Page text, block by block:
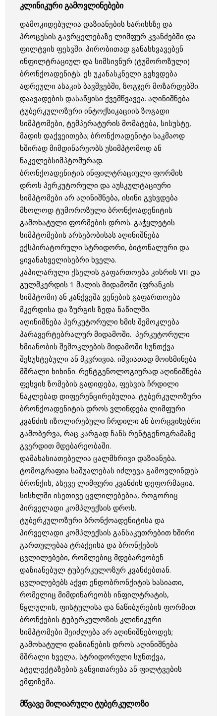
კლინიკური გამოვლინებები
დამოკიდებულია დაზიანების ხარისხზე და
პროცესის გავრცელებაზე ლიმფურ კვანძებში და
ფილტვის ფესვში. პირობითად განასხვავებენ
ინფილტრაციულ და სიმსივნურ (ტუმოროზული)
ბრონქოადენიტს. ეს უკანასკნელი გვხვდება
ადრეული ასაკის ბავშვებში, ზოგჯერ მოზარდებში.
დაავადების დასაწყისი ქვემწვავეა. აღინიშნება
ტუბერკულოზური ინტოქსიკაციის ზოგადი
სიმპტომები, ტემპერატურის მომატება, სისუსტე,
მადის დაქვეითება; ბრონქოადენიტი საკმაოდ
ხშირად მიმდინარეობს უსიმპტომოდ ან
ნაკელებსიმპტომურად.
ბრონქოადენიტის ინფილტრაციული ფორმის
დროს პერკუტორული და აუსკულტაციური
სიმპტომები არ აღინიშნება, ისინი გვხვდება
მხოლოდ ტუმოროზული ბრონქოადენიტის
გამოხატული ფორმების დროს. გაჭყლეტის
სიმპტომების არსებობისას აღინიშნება
ექსპირატორული სტრიდორი, ბიტონალური და
ყივანახველისებრი ხველა.
კაპილარული ქსელის გაფართოება კისრის VII და
გულმკერდის 1 მალის მიდამოში (ფრანკის
სიმპტომი) ან კანქვეშა ვენების გაფართოება
მკერდისა და ზურგის ზედა ნაწილში.
აღინიშნება პერკუტორული ხმის შემოკლება
პარავერტებრალურ მიდამოში. პერკუტორული
ხმიანობის შემოკლების მიდამოში სუნთქვა
შესუსტებული ან მკვრივია. იშვიათად მოისმინება
მშრალი ხიხინი. რენტგენოლოგიურად აღინიშნება
ფესვის ზომების გადიდება, ფესვის ჩრდილი
ნაკლებად დიფერენცირებულია. ტუბერკულოზური
ბრონქოადენიტის დროს ვლინდება ლიმფური
კვანძის იზოლირებული ჩრდილი ან ბორცვისებრი
გამობერვა, რაც კარგად ჩანს რენტგენოგრამაზე
გვერდით მდებარეობაში.
დამახასიათებელია ცალმხრივი დაზიანება.
ტომოგრაფია საშუალებას იძლევა გამოვლინდეს
ბრონქის, ასევე ლიმფური კვანძის დეფორმაცია.
სისხლში ისეთივე ცვლილებებია, როგორიც
პირველადი კომპლექსის დროს.
ტუბერკულოზური ბრონქოადენიტისა და
პირველადი კომპლექსის განსაკუთრებით ხშირი
გართულებაა ტრაქეისა და ბრონქების
ცვლილებები, რომლებიც მდებარეობენ
დაზიანებულ ტუბერკულოზურ კვანძებთან.
ცვლილებებს აქვთ ენდობრონქიტის ხასიათი,
რომელიც მიმდინარეობს ინფილტრატის,
წყლულის, ფისტულისა და ნაწიბურების ფორმით.
ბრონქების ტუბერკულოზის კლინიკური
სიმპტომები შეიძლება არ აღინიშნებოდეს;
გამოხატული დაზიანების დროს აღინიშნება
მშრალი ხველა, სტრიდორული სუნთქვა,
ატელექტაზების განვითარება ან ფილტვების
ემფიზემა.
მწვავე მილიარული ტუბერკულოზი